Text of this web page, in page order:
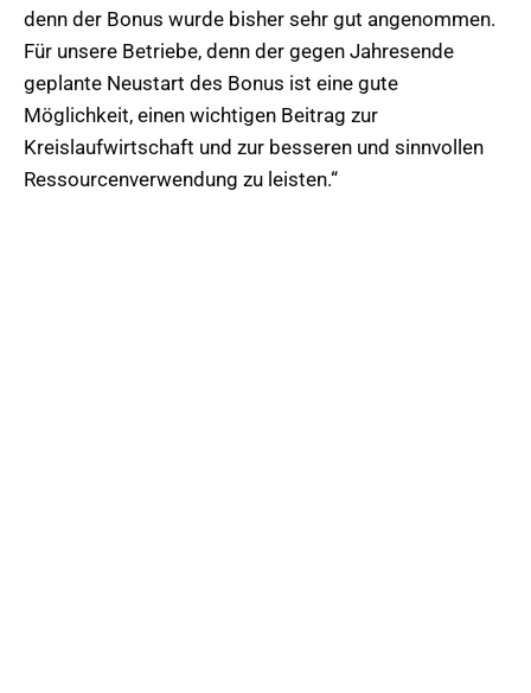
denn der Bonus wurde bisher sehr gut angenommen.
Für unsere Betriebe, denn der gegen Jahresende
geplante Neustart des Bonus ist eine gute
Möglichkeit, einen wichtigen Beitrag zur
Kreislaufwirtschaft und zur besseren und sinnvollen
Ressourcenverwendung zu leisten.“